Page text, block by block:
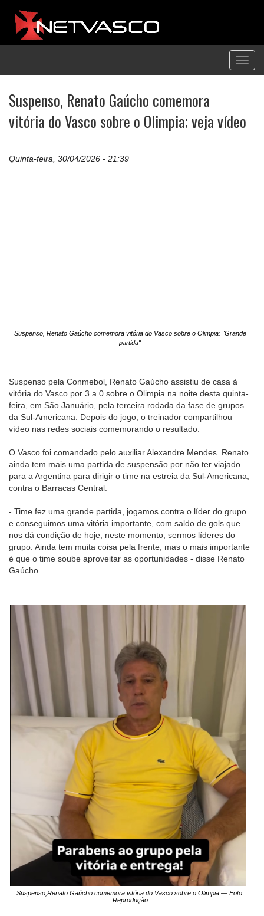
Suspenso, Renato Gaúcho comemora
vitória do Vasco sobre o Olimpia; veja vídeo
Quinta-feira, 30/04/2026 - 21:39
Suspenso, Renato Gaúcho comemora vitória do Vasco sobre o Olimpia: "Grande
partida"
Suspenso pela Conmebol, Renato Gaúcho assistiu de casa à
vitória do Vasco por 3 a 0 sobre o Olimpia na noite desta quinta-
feira, em São Januário, pela terceira rodada da fase de grupos
da Sul-Americana. Depois do jogo, o treinador compartilhou
vídeo nas redes sociais comemorando o resultado.
O Vasco foi comandado pelo auxiliar Alexandre Mendes. Renato
ainda tem mais uma partida de suspensão por não ter viajado
para a Argentina para dirigir o time na estreia da Sul-Americana,
contra o Barracas Central.
- Time fez uma grande partida, jogamos contra o líder do grupo
e conseguimos uma vitória importante, com saldo de gols que
nos dá condição de hoje, neste momento, sermos líderes do
grupo. Ainda tem muita coisa pela frente, mas o mais importante
é que o time soube aproveitar as oportunidades - disse Renato
Gaúcho.
Suspenso,Renato Gaúcho comemora vitória do Vasco sobre o Olimpia — Foto:
Reprodução